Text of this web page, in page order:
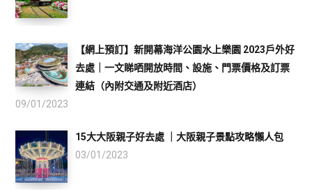
【網上預訂】新開幕海洋公園水上樂園 2023戶外好
去處｜一文睇哂開放時間、設施、門票價格及訂票
連結（內附交通及附近酒店）
09/01/2023
15大大阪親子好去處 ｜大阪親子景點攻略懶人包
03/01/2023